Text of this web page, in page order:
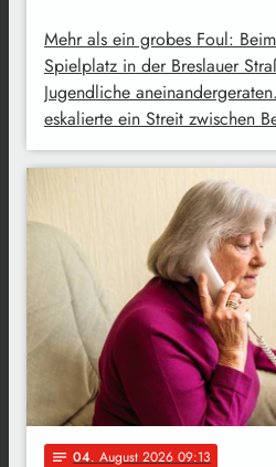
Mehr als ein grobes Foul:
Spielplatz in der Breslauer
Jugendliche
eskalierte ein Streit zwischen
notes 04. August 2026 09:13